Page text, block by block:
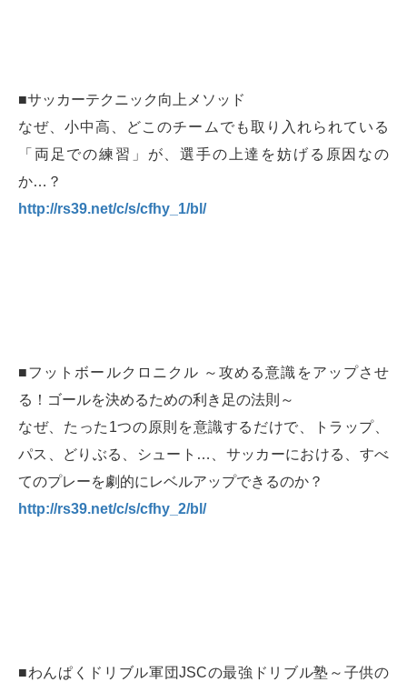
■サッカーテクニック向上メソッド
なぜ、小中高、どこのチームでも取り入れられている
「両足での練習」が、選手の上達を妨げる原因なの
か…？
http://rs39.net/c/s/cfhy_1/bl/
■フットボールクロニクル ～攻める意識をアップさせ
る！ゴールを決めるための利き足の法則～
なぜ、たった1つの原則を意識するだけで、トラップ、
パス、どりぶる、シュート…、サッカーにおける、すべ
てのプレーを劇的にレベルアップできるのか？
http://rs39.net/c/s/cfhy_2/bl/
■わんぱくドリブル軍団JSCの最強ドリブル塾～子供の